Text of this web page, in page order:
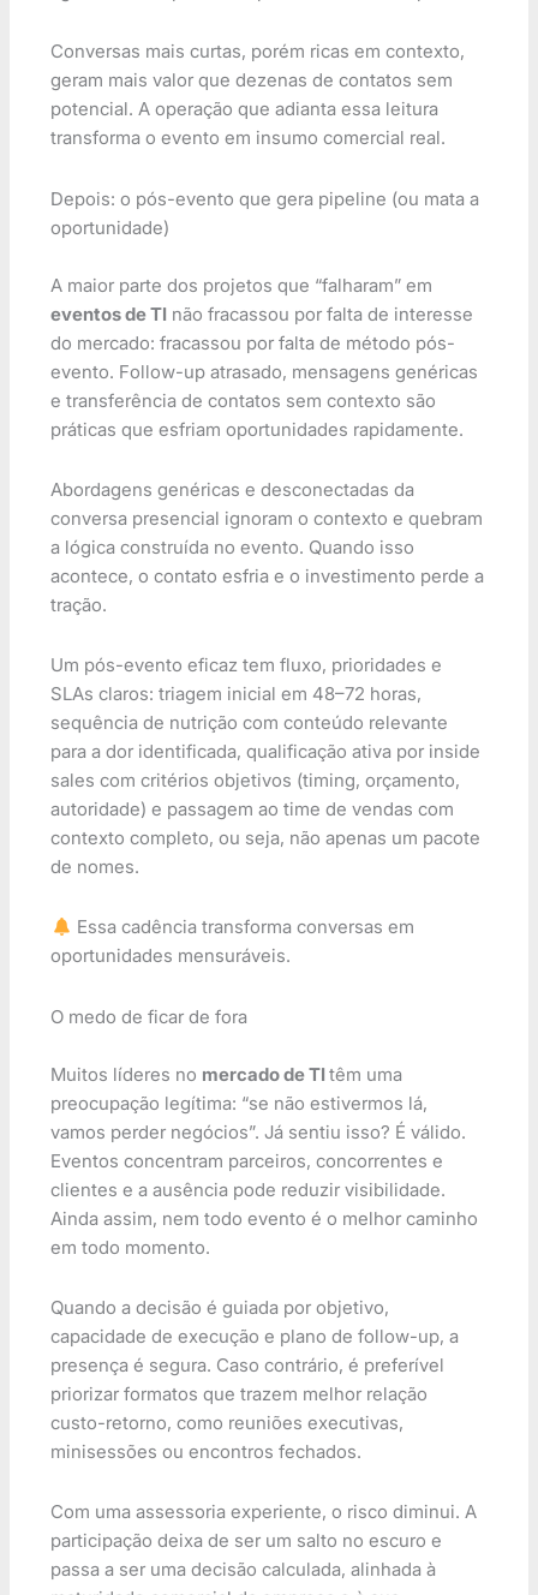
Conversas mais curtas, porém ricas em contexto,
geram mais valor que dezenas de contatos sem
potencial. A operação que adianta essa leitura
transforma o evento em insumo comercial real.
Depois: o pós-evento que gera pipeline (ou mata a
oportunidade)
A maior parte dos projetos que “falharam” em
eventos de TI não fracassou por falta de interesse
do mercado: fracassou por falta de método pós-
evento. Follow-up atrasado, mensagens genéricas
e transferência de contatos sem contexto são
práticas que esfriam oportunidades rapidamente.
Abordagens genéricas e desconectadas da
conversa presencial ignoram o contexto e quebram
a lógica construída no evento. Quando isso
acontece, o contato esfria e o investimento perde a
tração.
Um pós-evento eficaz tem fluxo, prioridades e
SLAs claros: triagem inicial em 48–72 horas,
sequência de nutrição com conteúdo relevante
para a dor identificada, qualificação ativa por inside
sales com critérios objetivos (timing, orçamento,
autoridade) e passagem ao time de vendas com
contexto completo, ou seja, não apenas um pacote
de nomes.
Essa cadência transforma conversas em
oportunidades mensuráveis.
O medo de ficar de fora
Muitos líderes no mercado de TItêm uma
preocupação legítima: “se não estivermos lá,
vamos perder negócios”. Já sentiu isso? É válido.
Eventos concentram parceiros, concorrentes e
clientes e a ausência pode reduzir visibilidade.
Ainda assim, nem todo evento é o melhor caminho
em todo momento.
Quando a decisão é guiada por objetivo,
capacidade de execução e plano de follow-up, a
presença é segura. Caso contrário, é preferível
priorizar formatos que trazem melhor relação
custo-retorno, como reuniões executivas,
minisessões ou encontros fechados.
Com uma assessoria experiente, o risco diminui. A
participação deixa de ser um salto no escuro e
passa a ser uma decisão calculada, alinhada à